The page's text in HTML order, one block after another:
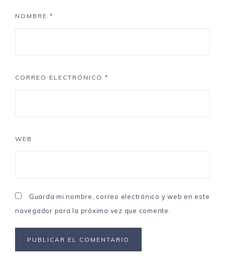
NOMBRE *
CORREO ELECTRÓNICO *
WEB
Guarda mi nombre, correo electrónico y web en este
navegador para la próxima vez que comente.